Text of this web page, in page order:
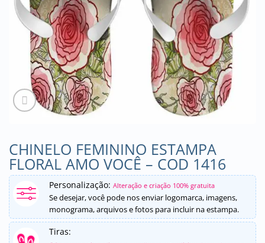
CHINELO FEMININO ESTAMPA
FLORAL AMO VOCÊ – COD 1416
Personalização: Alteração e criação 100% gratuita
Se desejar, você pode nos enviar logomarca, imagens,
monograma, arquivos e fotos para incluir na estampa.
Tiras: